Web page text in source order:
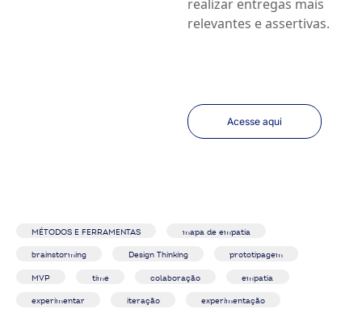
realizar entregas mais
relevantes e assertivas.
Acesse aqui
MÉTODOS E FERRAMENTAS mapa de empatia
brainstorming Design Thinking prototipagem
MVP time colaboração empatia
experimentar iteração experimentação